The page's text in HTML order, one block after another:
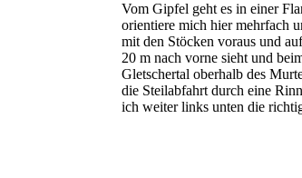
Vom Gipfel geht es in einer
orientiere mich hier mehrfach
mit den Stöcken voraus und
20 m nach vorne sieht und
Gletschertal oberhalb des
die Steilabfahrt durch eine
ich weiter links unten die